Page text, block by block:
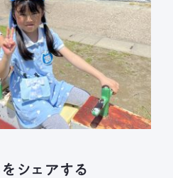
シェアする